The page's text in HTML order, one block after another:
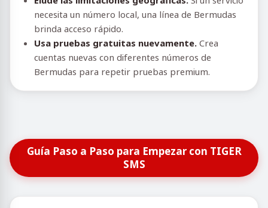
necesita un número local, una línea de Bermudas
brinda acceso rápido.
Usa pruebas gratuitas nuevamente. Crea
cuentas nuevas con diferentes números de
Bermudas para repetir pruebas premium.
Guía Paso a Paso para Empezar con TIGER
SMS